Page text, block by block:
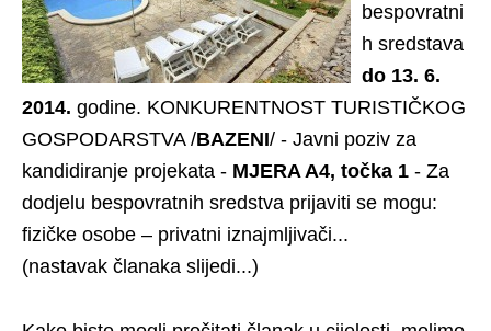
bespovratni
h sredstava
do 13. 6.
2014. godine. KONKURENTNOST TURISTIČKOG
GOSPODARSTVA /BAZENI/ - Javni poziv za
kandidiranje projekata - MJERA A4, točka 1 - Za
dodjelu bespovratnih sredstva prijaviti se mogu:
fizičke osobe – privatni iznajmljivači...
(nastavak članaka slijedi...)